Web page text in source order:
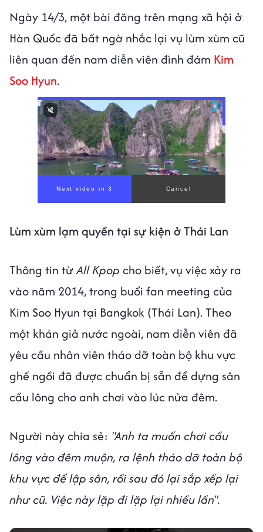
Ngày 14/3, một bài đăng trên mạng xã hội ở
Hàn Quốc đã bất ngờ nhắc lại vụ lùm xùm cũ
liên quan đến nam diễn viên đình đám Kim
Soo Hyun.
Lùm xùm lạm quyền tại sự kiện ở Thái Lan
Thông tin từAll Kpop cho biết, vụ việc xảy ra
vào năm 2014, trong buổi fan meeting của
Kim Soo Hyun tại Bangkok (Thái Lan). Theo
một khán giả nước ngoài, nam diễn viên đã
yêu cầu nhân viên tháo dỡ toàn bộ khu vực
ghế ngồi đã được chuẩn bị sẵn để dựng sân
cầu lông cho anh chơi vào lúc nửa đêm.
Người này chia sẻ: "Anh ta muốn chơi cầu
lông vào đêm muộn, ra lệnh tháo dỡ toàn bộ
khu vực để lập sân, rồi sau đó lại sắp xếp lại
như cũ. Việc này lặp đi lặp lại nhiều lần".